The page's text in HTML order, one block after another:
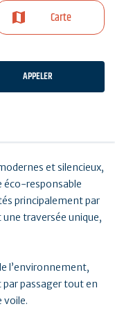
Carte
APPELER
et silencieux,
éco-responsable
principalement par
traversée unique,
l’environnement,
passager tout en
voile.